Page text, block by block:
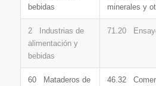
bebidas
minerales y
2 Industrias de
alimentación y
bebidas
71.20
60 Mataderos de
46.32